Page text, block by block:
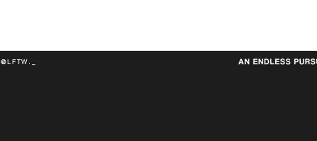
@LFTW._